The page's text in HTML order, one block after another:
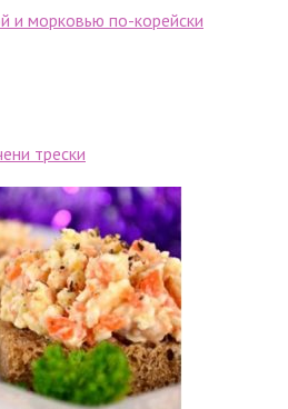
и морковью по-корейски
трески